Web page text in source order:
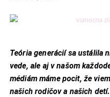
Teória generácií sa ustálila
vede, ale aj v našom
médiám máme pocit, že
našich rodičov a našich